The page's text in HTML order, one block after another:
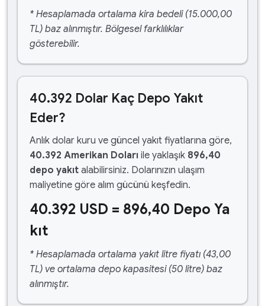
* Hesaplamada ortalama kira bedeli (15.000,00
TL) baz alınmıştır. Bölgesel farklılıklar
gösterebilir.
40.392 Dolar Kaç Depo Yakıt
Eder?
Anlık dolar kuru ve güncel yakıt fiyatlarına göre,
40.392 Amerikan Doları ile yaklaşık 896,40
depo yakıt alabilirsiniz. Dolarınızın ulaşım
maliyetine göre alım gücünü keşfedin.
40.392 USD = 896,40 Depo Ya
kıt
* Hesaplamada ortalama yakıt litre fiyatı (43,00
TL) ve ortalama depo kapasitesi (50 litre) baz
alınmıştır.